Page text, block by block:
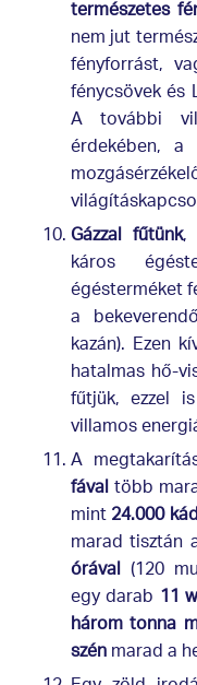
természetes
nem jut
fényforrást,
fénycsövek és
A további
érdekében,
Gázzal fűtünk,
káros
égésterméket
a
kazán). Ezen
hatalmas hő-
fűtjük, ezzel
villamos
A
fávaltöbb
mint24.000
marad tisztán
órával(120
egy darab 11
három tonna
szénmarad a